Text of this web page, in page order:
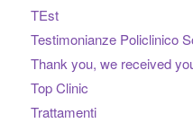
TEst
Testimonianze Policlinico
Thank you, we received
Top Clinic
Trattamenti